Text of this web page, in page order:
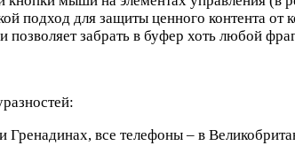
подход для защиты ценного контента
забрать в буфер хоть любой
все телефоны – в